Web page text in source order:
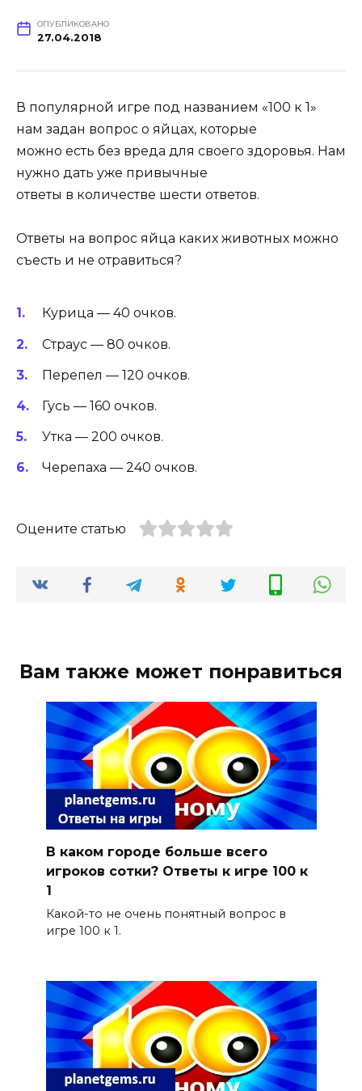
ОПУБЛИКОВАНО
27.04.2018
В популярной игре под названием «100 к 1»
нам задан вопрос о яйцах, которые
можно есть без вреда для своего здоровья. Нам
нужно дать уже привычные
ответы в количестве шести ответов.
Ответы на вопрос яйца каких животных можно
съесть и не отравиться?
Курица — 40 очков.
Страус — 80 очков.
Перепел — 120 очков.
Гусь — 160 очков.
Утка — 200 очков.
Черепаха — 240 очков.
Оцените статью
Вам также может понравиться
В каком городе больше всего
игроков сотки? Ответы к игре 100 к
1
Какой-то не очень понятный вопрос в
игре 100 к 1.